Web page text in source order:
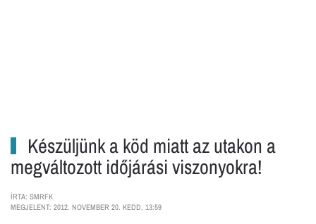
Készüljünk a köd miatt az utakon a
megváltozott időjárási viszonyokra!
ÍRTA: SMRFK
MEGJELENT: 2012. NOVEMBER 20. KEDD, 13:59